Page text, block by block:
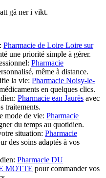
gå ner i vikt.
Pharmacie de Loire Loire sur
une priorité simple à gérer.
Pharmacie
même à distance.
la vie: Pharmacie Noisy-le-
en quelques clics.
Pharmacie ean Jaurès avec
traitements.
mode de vie: Pharmacie
du temps au quotidien.
situation: Pharmacie
des soins adaptés à vos
Pharmacie DU
MOTTE pour commander vos